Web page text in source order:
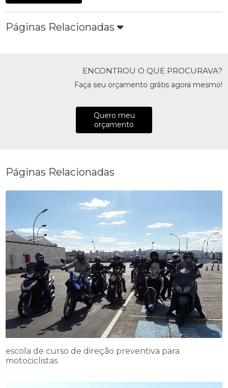
Páginas Relacionadas
ENCONTROU O QUE PROCURAVA?
Faça seu orçamento grátis agora mesmo!
Quero meu
orçamento
Páginas Relacionadas
escola de curso de direção preventiva para
motociclistas